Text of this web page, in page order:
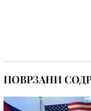
ПОВРЗАНИ